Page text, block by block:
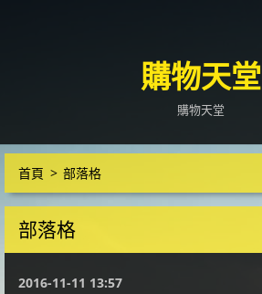
購物天堂
購物天堂
首頁 > 部落格
部落格
2016-11-11 13:57